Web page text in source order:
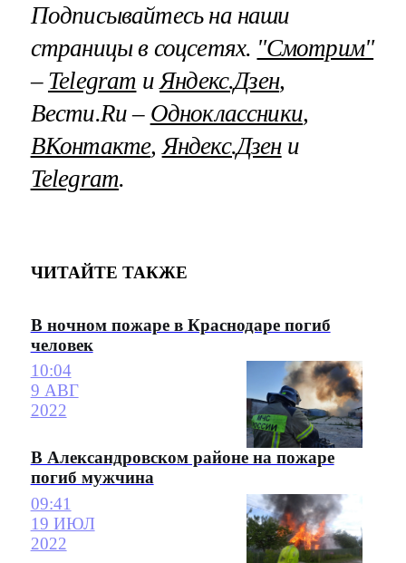
Подписывайтесь на наши
страницы в соцсетях. "Смотрим"
– Telegram и Яндекс.Дзен,
Вести.Ru – Одноклассники,
ВКонтакте, Яндекс.Дзени
Telegram.
ЧИТАЙТЕ ТАКЖЕ
В ночном пожаре в Краснодаре погиб
человек
10:04
9 АВГ
2022
В Александровском районе на пожаре
погиб мужчина
09:41
19 ИЮЛ
2022